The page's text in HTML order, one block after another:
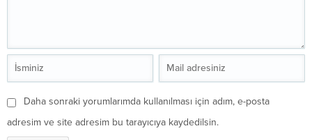
Daha sonraki yorumlarımda kullanılması için adım, e-posta
adresim ve site adresim bu tarayıcıya kaydedilsin.